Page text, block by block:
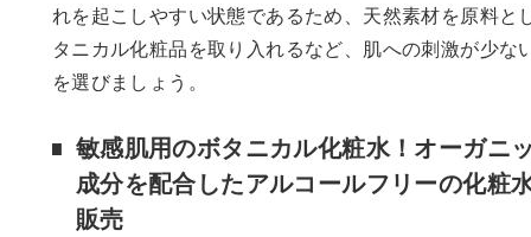
れを起こしやすい状態であるため、天然素材を原料と
タニカル化粧品を取り入れるなど、肌への刺激が少な
を選びましょう。
敏感肌用のボタニカル化粧水！オーガニ
成分を配合したアルコールフリーの化粧
販売